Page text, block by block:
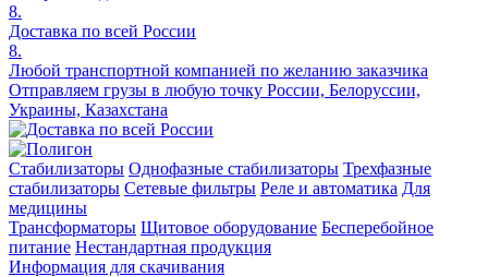
8.
Доставка по всей России
8.
Любой транспортной компанией по желанию заказчика
Отправляем грузы в любую точку России, Белоруссии,
Украины, Казахстана
Стабилизаторы Однофазные стабилизаторы Трехфазные
стабилизаторы Сетевые фильтры Реле и автоматика Для
медицины
Трансформаторы Щитовое оборудование Бесперебойное
питание Нестандартная продукция
Информация для скачивания